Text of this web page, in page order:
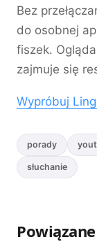
Bez
do osobnej
fiszek.
zajmuje się
Wypróbuj
porady
słuchanie